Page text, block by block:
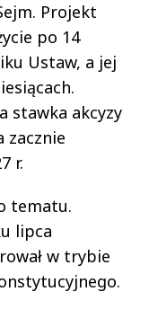
Projekt
po 14
Ustaw, a jej
stawka akcyzy
zacznie
r.
tematu.
lipca
w trybie